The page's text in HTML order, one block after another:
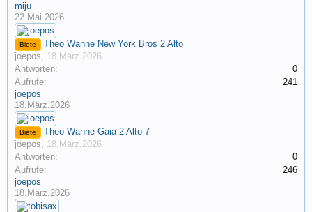
miju
22.Mai.2026
Biete
Theo Wanne New York Bros 2 Alto
joepos, 18.März.2026
Antworten:
0
Aufrufe:
241
joepos
18.März.2026
Biete
Theo Wanne Gaia 2 Alto 7
joepos, 18.März.2026
Antworten:
0
Aufrufe:
246
joepos
18.März.2026